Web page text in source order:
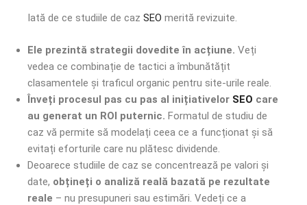
Iată de ce studiile de caz SEO merită revizuite.
Ele prezintă strategii dovedite în acțiune. Veți
vedea ce combinație de tactici a îmbunătățit
clasamentele și traficul organic pentru site-urile reale.
Înveți procesul pas cu pas al inițiativelor SEO care
au generat un ROI puternic. Formatul de studiu de
caz vă permite să modelați ceea ce a funcționat și să
evitați eforturile care nu plătesc dividende.
Deoarece studiile de caz se concentrează pe valori și
date, obțineți o analiză reală bazată pe rezultate
reale – nu presupuneri sau estimări. Vedeți ce a